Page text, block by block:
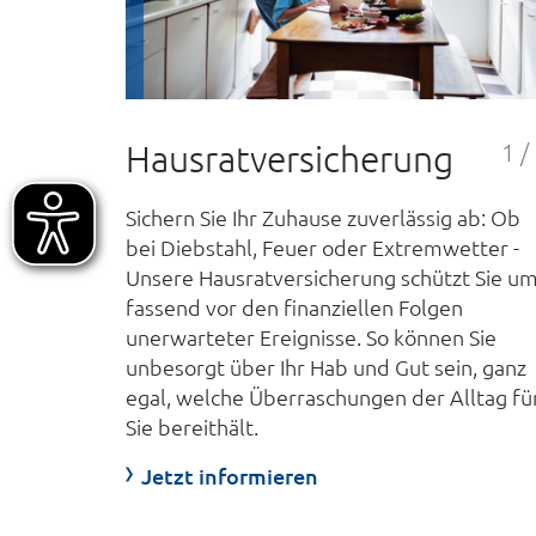
1 /
Hausratversicherung
Sichern Sie Ihr Zu­hause zu­verlässig ab: Ob
bei Dieb­stahl, Feuer oder Extrem­wetter -
Unsere Hausrat­versicherung schützt Sie
fassend vor den finanziellen Folgen
unerwarteter Ereignisse. So können Sie
unbesorgt über Ihr Hab und Gut sein, ganz
egal, welche Überraschungen der Alltag
Sie bereithält.
Jetzt informieren